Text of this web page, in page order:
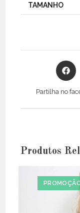
TAMANHO
Opens
in
Partilha no
Produtos